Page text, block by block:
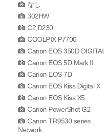
なし
302HW
C2,D230
COOLPIX P7700
Canon EOS 350D DIGITAL
Canon EOS 5D Mark II
Canon EOS 7D
Canon EOS Kiss Digital X
Canon EOS Kiss X5
Canon PowerShot G2
Canon TR9530 series
Network